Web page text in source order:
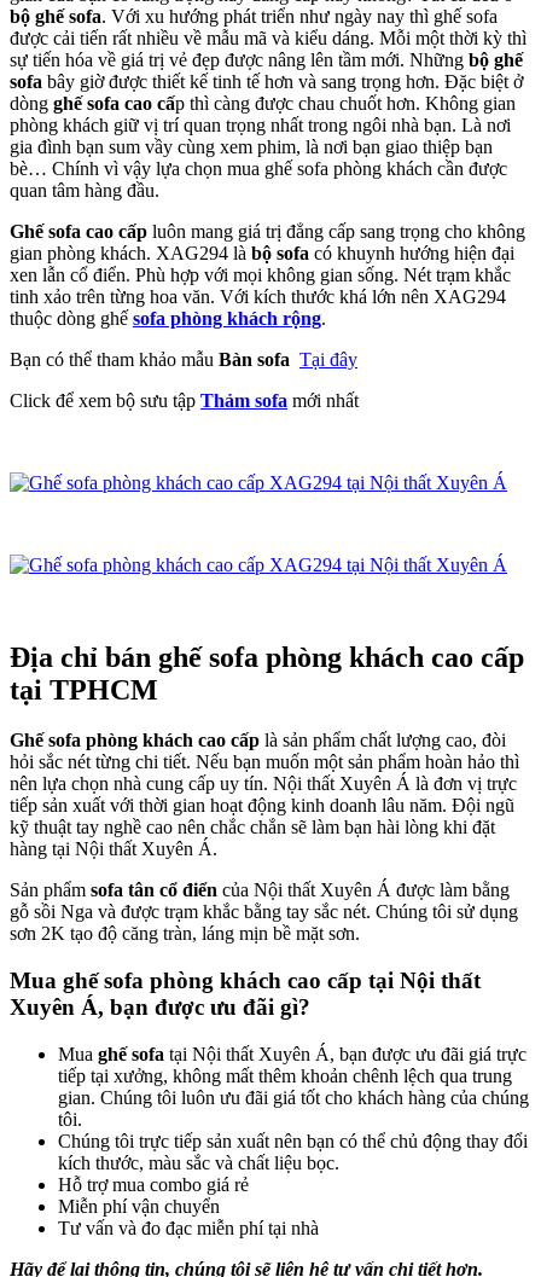
bộ ghế sofa. Với xu hướng phát triển như ngày nay thì ghế sofa
được cải tiến rất nhiều về mẫu mã và kiểu dáng. Mỗi một thời kỳ thì
sự tiến hóa về giá trị vẻ đẹp được nâng lên tầm mới. Những bộ ghế
sofa bây giờ được thiết kế tinh tế hơn và sang trọng hơn. Đặc biệt ở
dòng ghế sofa cao cấp thì càng được chau chuốt hơn. Không gian
phòng khách giữ vị trí quan trọng nhất trong ngôi nhà bạn. Là nơi
gia đình bạn sum vầy cùng xem phim, là nơi bạn giao thiệp bạn
bè… Chính vì vậy lựa chọn mua ghế sofa phòng khách cần được
quan tâm hàng đầu.
Ghế sofa cao cấp luôn mang giá trị đẳng cấp sang trọng cho không
gian phòng khách. XAG294 là bộ sofa có khuynh hướng hiện đại
xen lẫn cổ điển. Phù hợp với mọi không gian sống. Nét trạm khắc
tinh xảo trên từng hoa văn. Với kích thước khá lớn nên XAG294
thuộc dòng ghế sofa phòng khách rộng.
Bạn có thể tham khảo mẫu Bàn sofa Tại đây
Click để xem bộ sưu tập Thảm sofa mới nhất
Địa chỉ bán ghế sofa phòng khách cao cấp
tại TPHCM
Ghế sofa phòng khách cao cấp là sản phẩm chất lượng cao, đòi
hỏi sắc nét từng chi tiết. Nếu bạn muốn một sản phẩm hoàn hảo thì
nên lựa chọn nhà cung cấp uy tín. Nội thất Xuyên Á là đơn vị trực
tiếp sản xuất với thời gian hoạt động kinh doanh lâu năm. Đội ngũ
kỹ thuật tay nghề cao nên chắc chắn sẽ làm bạn hài lòng khi đặt
hàng tại Nội thất Xuyên Á.
Sản phẩm sofa tân cổ điển của Nội thất Xuyên Á được làm bằng
gỗ sồi Nga và được trạm khắc bằng tay sắc nét. Chúng tôi sử dụng
sơn 2K tạo độ căng tràn, láng mịn bề mặt sơn.
Mua ghế sofa phòng khách cao cấp tại Nội thất
Xuyên Á, bạn được ưu đãi gì?
Mua ghế sofa tại Nội thất Xuyên Á, bạn được ưu đãi giá trực
tiếp tại xưởng, không mất thêm khoản chênh lệch qua trung
gian. Chúng tôi luôn ưu đãi giá tốt cho khách hàng của chúng
tôi.
Chúng tôi trực tiếp sản xuất nên bạn có thể chủ động thay đổi
kích thước, màu sắc và chất liệu bọc.
Hỗ trợ mua combo giá rẻ
Miễn phí vận chuyển
Tư vấn và đo đạc miễn phí tại nhà
Hãy để lại thông tin, chúng tôi sẽ liên hệ tư vấn chi tiết hơn.